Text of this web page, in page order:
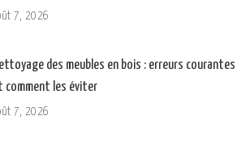
7, 2026
des meubles en bois : erreurs courantes
comment les éviter
7, 2026